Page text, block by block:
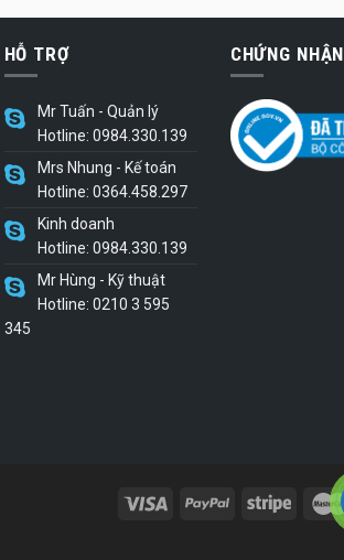
HỖ TRỢ
Mr Tuấn - Quản lý
Hotline: 0984.330.139
Mrs Nhung - Kế toán
Hotline: 0364.458.297
Kinh doanh
Hotline: 0984.330.139
Mr Hùng - Kỹ thuật
Hotline: 0210 3 595
345
CHỨNG NHẬN